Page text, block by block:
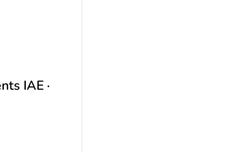
IAE ·